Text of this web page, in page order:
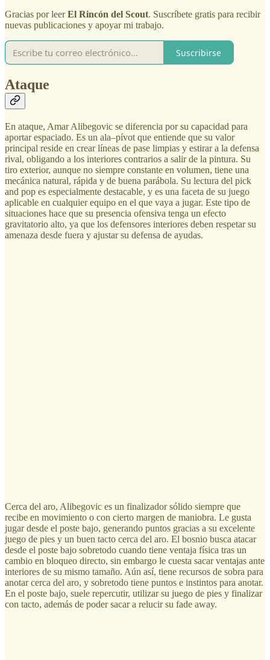
Gracias por leerEl Rincón del Scout. Suscríbete gratis para recibir
nuevas publicaciones y apoyar mi trabajo.
Suscribirse
Ataque
En ataque, Amar Alibegovic se diferencia por su capacidad para
aportar espaciado. Es un ala–pívot que entiende que su valor
principal reside en crear líneas de pase limpias y estirar a la defensa
rival, obligando a los interiores contrarios a salir de la pintura. Su
tiro exterior, aunque no siempre constante en volumen, tiene una
mecánica natural, rápida y de buena parábola. Su lectura del pick
and pop es especialmente destacable, y es una faceta de su juego
aplicable en cualquier equipo en el que vaya a jugar. Este tipo de
situaciones hace que su presencia ofensiva tenga un efecto
gravitatorio alto, ya que los defensores interiores deben respetar su
amenaza desde fuera y ajustar su defensa de ayudas.
Cerca del aro, Alibegovic es un finalizador sólido siempre que
recibe en movimiento o con cierto margen de maniobra. Le gusta
jugar desde el poste bajo, generando puntos gracias a su excelente
juego de pies y un buen tacto cerca del aro. El bosnio busca atacar
desde el poste bajo sobretodo cuando tiene ventaja física tras un
cambio en bloqueo directo, sin embargo le cuesta sacar ventajas ante
interiores de su mismo tamaño. Aún así, tiene recursos de sobra para
anotar cerca del aro, y sobretodo tiene puntos e instintos para anotar.
En el poste bajo, suele repercutir, utilizar su juego de pies y finalizar
con tacto, además de poder sacar a relucir su fade away.